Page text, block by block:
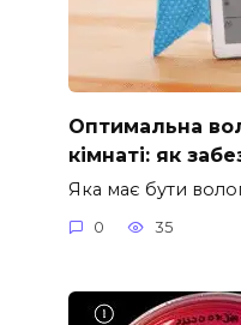
Оптимальна
кімнаті: як
Яка має бути
0 35